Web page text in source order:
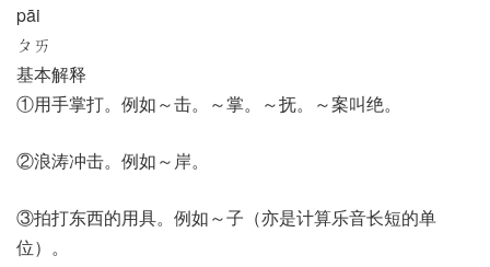
pāi
ㄆㄞ
基本解释
①用手掌打。例如～击。～掌。～抚。～案叫绝。
②浪涛冲击。例如～岸。
③拍打东西的用具。例如～子（亦是计算乐音长短的单
位）。